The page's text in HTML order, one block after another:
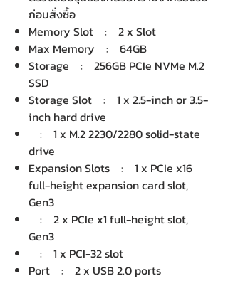
ก่อนสั่งซื้อ
Memory Slot : 2 x Slot
Max Memory : 64GB
Storage : 256GB PCIe NVMe M.2
SSD
Storage Slot : 1 x 2.5-inch or 3.5-
inch hard drive
: 1 x M.2 2230/2280 solid-state
drive
Expansion Slots : 1 x PCIe x16
full-height expansion card slot,
Gen3
: 2 x PCIe x1 full-height slot,
Gen3
: 1 x PCI-32 slot
Port : 2 x USB 2.0 ports